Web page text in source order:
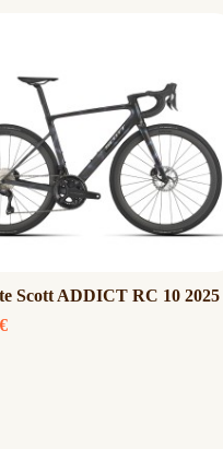
Scott ADDICT RC 10 2025